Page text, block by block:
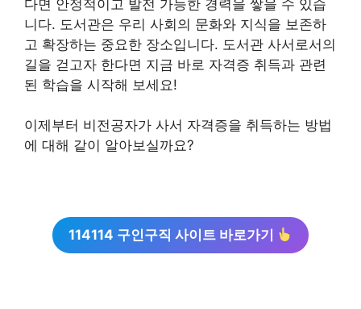
다면 안정적이고 발전 가능한 경력을 쌓을 수 있습
니다. 도서관은 우리 사회의 문화와 지식을 보존하
고 확장하는 중요한 장소입니다. 도서관 사서로서의
길을 걷고자 한다면 지금 바로 자격증 취득과 관련
된 학습을 시작해 보세요!
이제부터 비전공자가 사서 자격증을 취득하는 방법
에 대해 같이 알아보실까요?
114114 구인구직 사이트 바로가기